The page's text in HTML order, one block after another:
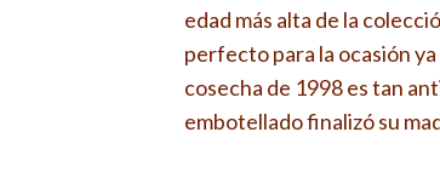
edad más alta de la
perfecto para la ocasión
cosecha de 1998 es tan
embotellado finalizó su